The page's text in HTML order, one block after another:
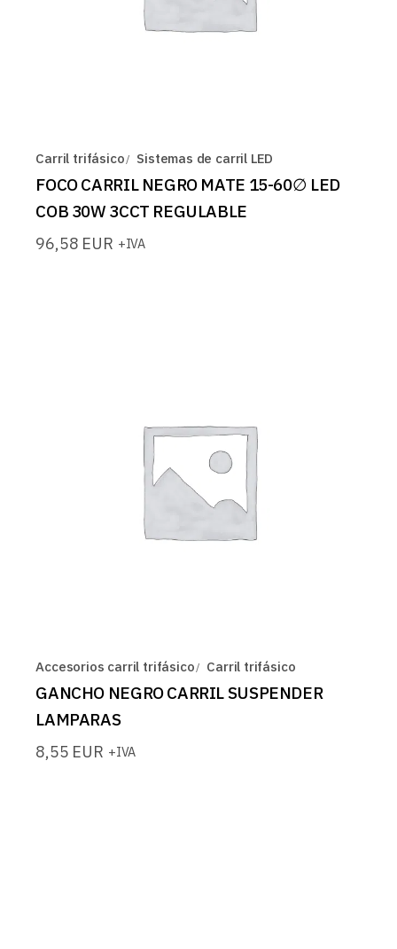
Carril trifásico Sistemas de carril LED
FOCO CARRIL NEGRO MATE 15-60∅ LED
COB 30W 3CCT REGULABLE
96,58 EUR +IVA
Accesorios carril trifásico Carril trifásico
GANCHO NEGRO CARRIL SUSPENDER
LAMPARAS
8,55 EUR +IVA